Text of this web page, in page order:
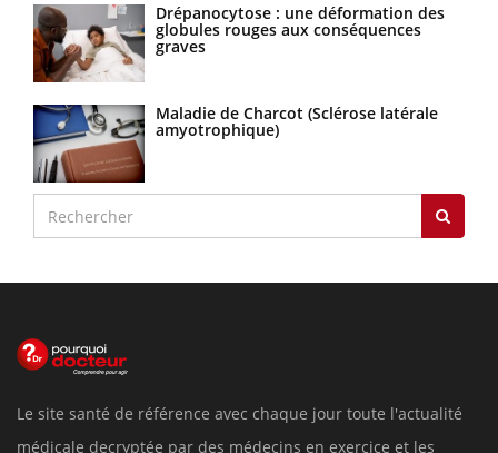
Drépanocytose : une déformation des
globules rouges aux conséquences
graves
Maladie de Charcot (Sclérose latérale
amyotrophique)
Le site santé de référence avec chaque jour toute l'actualité
médicale decryptée par des médecins en exercice et les